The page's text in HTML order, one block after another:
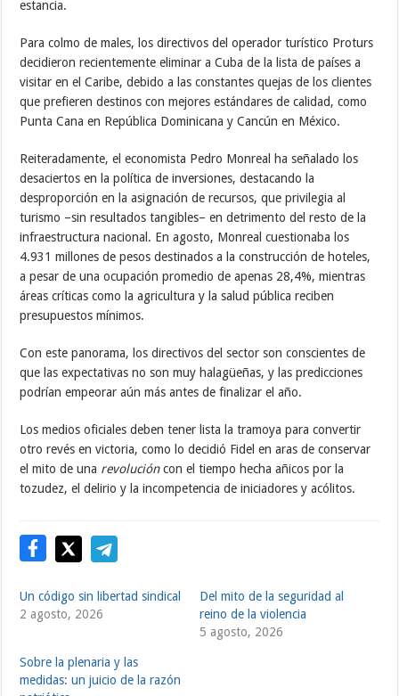
estancia.
Para colmo de males, los directivos del operador turístico Proturs
decidieron recientemente eliminar a Cuba de la lista de países a
visitar en el Caribe, debido a las constantes quejas de los clientes
que prefieren destinos con mejores estándares de calidad, como
Punta Cana en República Dominicana y Cancún en México.
Reiteradamente, el economista Pedro Monreal ha señalado los
desaciertos en la política de inversiones, destacando la
desproporción en la asignación de recursos, que privilegia al
turismo –sin resultados tangibles– en detrimento del resto de la
infraestructura nacional. En agosto, Monreal cuestionaba los
4.931 millones de pesos destinados a la construcción de hoteles,
a pesar de una ocupación promedio de apenas 28,4%, mientras
áreas críticas como la agricultura y la salud pública reciben
presupuestos mínimos.
Con este panorama, los directivos del sector son conscientes de
que las expectativas no son muy halagüeñas, y las predicciones
podrían empeorar aún más antes de finalizar el año.
Los medios oficiales deben tener lista la tramoya para convertir
otro revés en victoria, como lo decidió Fidel en aras de conservar
el mito de una revolucióncon el tiempo hecha añicos por la
tozudez, el delirio y la incompetencia de iniciadores y acólitos.
Un código sin libertad sindical
2 agosto, 2026
Del mito de la seguridad al
reino de la violencia
5 agosto, 2026
Sobre la plenaria y las
medidas: un juicio de la razón